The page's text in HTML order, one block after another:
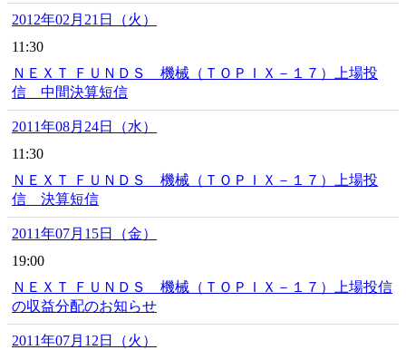
2012年02月21日（火）
11:30
ＮＥＸＴ ＦＵＮＤＳ 機械（ＴＯＰＩＸ－１７）上場投
信 中間決算短信
2011年08月24日（水）
11:30
ＮＥＸＴ ＦＵＮＤＳ 機械（ＴＯＰＩＸ－１７）上場投
信 決算短信
2011年07月15日（金）
19:00
ＮＥＸＴ ＦＵＮＤＳ 機械（ＴＯＰＩＸ－１７）上場投信
の収益分配のお知らせ
2011年07月12日（火）